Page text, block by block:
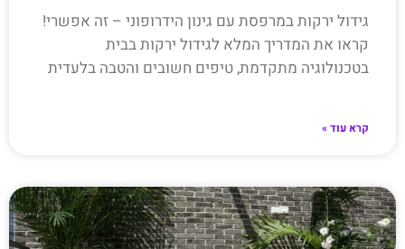
גידול ירקות במרפסת עם גינון הידרופוני – זה אפשרי!
קראו את המדריך המלא לגידול ירקות בבית
בטכנולוגיה מתקדמת, טיפים חשובים והטבה בלעדית
קרא עוד »